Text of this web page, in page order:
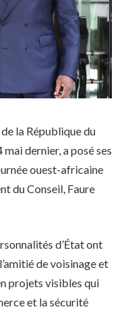
la République du
dernier, a posé ses
ouest-africaine
du Conseil, Faure
d’État ont
de voisinage et
projets visibles qui
et la sécurité